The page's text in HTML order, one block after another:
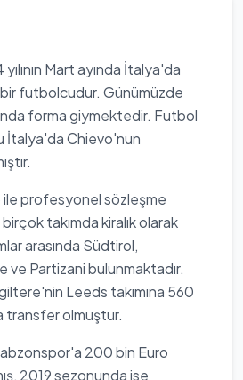
Mart ayında İtalya'da
bir futbolcudur. Günümüzde
forma giymektedir. Futbol
İtalya'da Chievo'nun
ile profesyonel sözleşme
takımda kiralık olarak
arasında Südtirol,
ve Partizani bulunmaktadır.
Leeds takımına 560
transfer olmuştur.
200 bin Euro
2019 sezonunda ise